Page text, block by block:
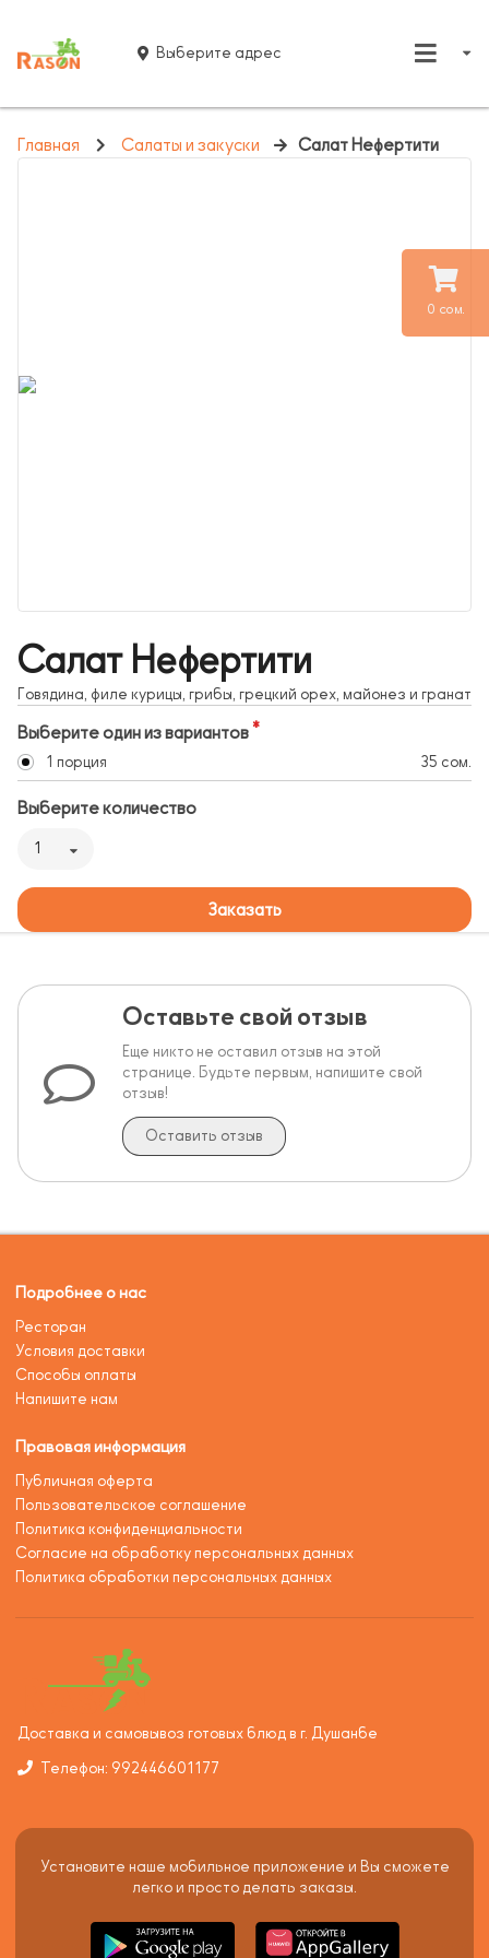
0 сом.
Выберите адрес
Главная Салаты и закуски Салат Нефертити
Салат Нефертити
Говядина, филе курицы, грибы, грецкий орех, майонез и гранат
Выберите один из вариантов
1 порция 35 сом.
Выберите количество
1
Заказать
Оставьте свой отзыв
Еще никто не оставил отзыв на этой
странице. Будьте первым, напишите свой
отзыв!
Оставить отзыв
Подробнее о нас
Ресторан
Условия доставки
Способы оплаты
Напишите нам
Правовая информация
Публичная оферта
Пользовательское соглашение
Политика конфиденциальности
Согласие на обработку персональных данных
Политика обработки персональных данных
Доставка и самовывоз готовых блюд в г. Душанбе
Телефон: 992446601177
Установите наше мобильное приложение и Вы сможете
легко и просто делать заказы.